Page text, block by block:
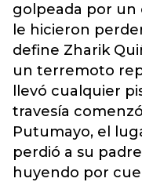
golpeada por un
le hicieron
define Zharik
un terremoto
llevó cualquier
travesía
Putumayo, el
perdió a su
huyendo por